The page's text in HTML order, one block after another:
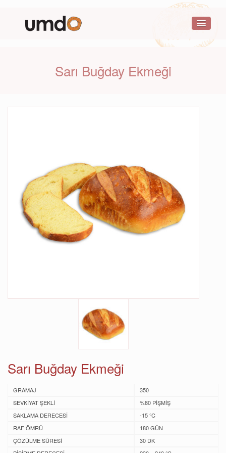
Sarı Buğday Ekmeği
Sarı Buğday Ekmeği
GRAMAJ
350
SEVKİYAT ŞEKLİ
%80 PİŞMİŞ
SAKLAMA DERECESİ
-15 ℃
RAF ÖMRÜ
180 GÜN
ÇÖZÜLME SÜRESİ
30 DK